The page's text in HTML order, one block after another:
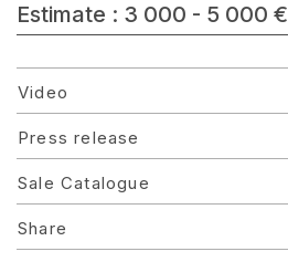
Estimate : 3 000 - 5 000 €
Video
Press release
Sale Catalogue
Share